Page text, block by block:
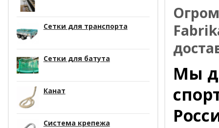
Сетки для транспорта
Сетки для батута
Канат
Система крепежа
Мы